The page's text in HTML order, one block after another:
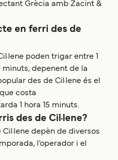
Grècia amb Zacint &
en ferri des de
poden trigar entre 1
minuts, depenent de la
des de Cil·lene és el
costa
1 hora 15 minuts.
des de Cil·lene?
depèn de diversos
l’operador i el